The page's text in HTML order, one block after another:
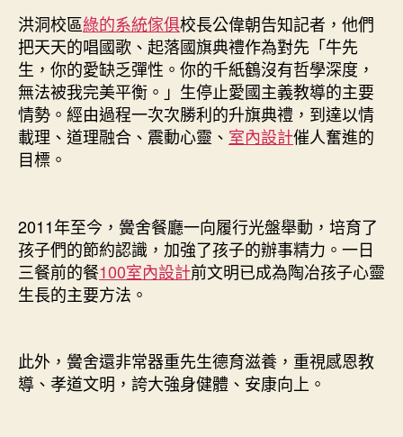
洪洞校區綠的系統傢俱校長公偉朝告知記者，他們
把天天的唱國歌、起落國旗典禮作為對先「牛先
生，你的愛缺乏彈性。你的千紙鶴沒有哲學深度，
無法被我完美平衡。」生停止愛國主義教導的主要
情勢。經由過程一次次勝利的升旗典禮，到達以情
載理、道理融合、震動心靈、 室內設計催人奮進的
目標。
2011年至今，黌舍餐廳一向履行光盤舉動，培育了
孩子們的節約認識，加強了孩子的辦事精力。一日
三餐前的餐100室內設計前文明已成為陶冶孩子心靈
生長的主要方法。
此外，黌舍還非常器重先生德育滋養，重視感恩教
導、孝道文明，誇大強身健體、安康向上。